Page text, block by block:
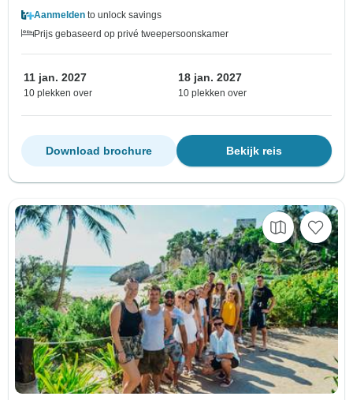
Aanmelden to unlock savings
Prijs gebaseerd op privé tweepersoonskamer
11 jan. 2027
10 plekken over
18 jan. 2027
10 plekken over
Bekijk reis
Download brochure